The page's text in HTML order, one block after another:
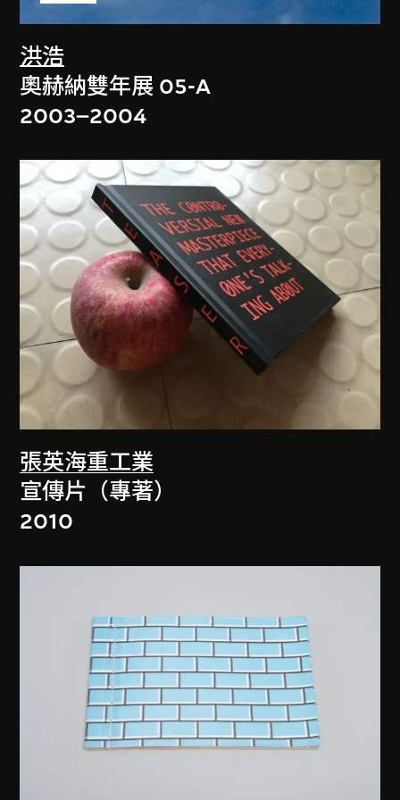
洪浩
奧赫納雙年展 05-A
2003–2004
張英海重工業
宣傳片（專著）
2010